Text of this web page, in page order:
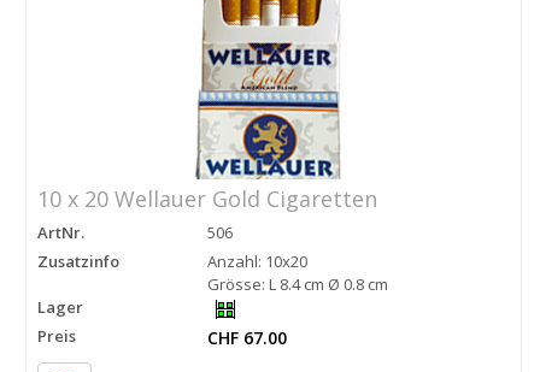
10 x 20 Wellauer Gold Cigaretten
ArtNr.
506
Zusatzinfo
Anzahl: 10x20
Grösse: L 8.4 cm Ø 0.8 cm
Lager
Preis
CHF 67.00